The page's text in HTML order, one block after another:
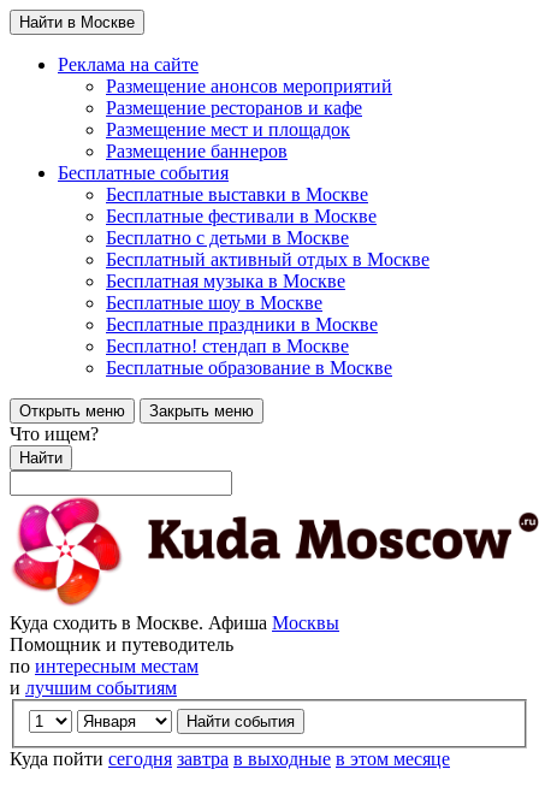
Найти в Москве
Реклама на сайте
Размещение анонсов мероприятий
Размещение ресторанов и кафе
Размещение мест и площадок
Размещение баннеров
Бесплатные события
Бесплатные выставки в Москве
Бесплатные фестивали в Москве
Бесплатно с детьми в Москве
Бесплатный активный отдых в Москве
Бесплатная музыка в Москве
Бесплатные шоу в Москве
Бесплатные праздники в Москве
Бесплатно! стендап в Москве
Бесплатные образование в Москве
Открыть меню Закрыть меню
Что ищем?
Найти
Куда сходить в Москве. Афиша Москвы
Помощник и путеводитель
по интересным местам
и лучшим событиям
Куда пойти сегодня завтра в выходные в этом месяце